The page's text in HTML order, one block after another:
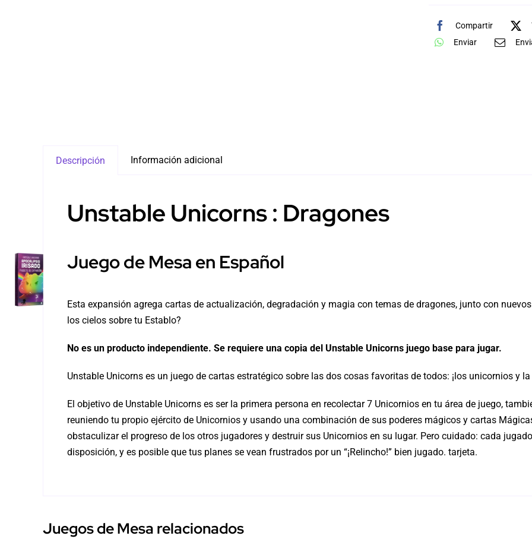
Compartir
Enviar
Descripción Información adicional
Unstable Unicorns : Dragones
Juego de Mesa en Español
Esta expansión agrega cartas de actualización, degradación y magia con temas de dragones, junto con
los cielos sobre tu Establo?
No es un producto independiente. Se requiere una copia del Unstable Unicorns juego basepara jugar.
Unstable Unicorns es un juego de cartas estratégico sobre las dos cosas favoritas de todos: ¡los unicornios y
El objetivo de Unstable Unicorns es ser la primera persona en recolectar 7 Unicornios en tu área de juego,
reuniendo tu propio ejército de Unicornios y usando una combinación de sus poderes mágicos y cartas
obstaculizar el progreso de los otros jugadores y destruir sus Unicornios en su lugar. Pero cuidado: cada
disposición, y es posible que tus planes se vean frustrados por un “¡Relincho!” bien jugado. tarjeta.
Juegos de Mesa relacionados